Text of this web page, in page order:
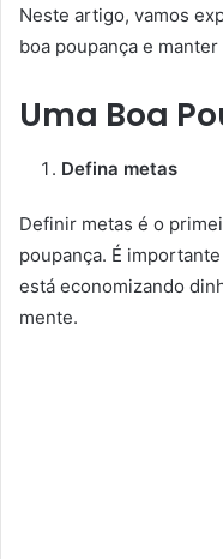
Neste artigo, vamos
boa poupança e
Uma Boa
Defina metas
Definir metas é o
poupança. É
está economizando
mente.